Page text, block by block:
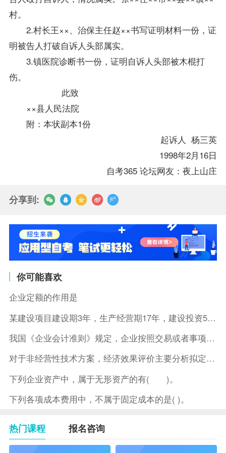
村。
2.村长王××、治保主任赵××书写证明材料一份，证
明被告人打破自诉人头部属实。
3.镇医院诊断书一份，证明自诉人头部被木棍打
伤。
此致
××县人民法院
附：本状副本1份
起诉人 杨三英
1998年2月16日
自考365 论坛网友：夜上山庄
分享到:
你可能喜欢
企业定额的作用是
某建设项目建设期3年，生产经营期17年，建设投资5500万元
我国《企业会计准则》规定，企业按照交易或者事项的经济特征确定
对于非经营性技术方案，经济效果评价主要分析拟定方案的( )。
下列企业资产中，属于无形资产的有( )。
下列各项成本费用中，不属于固定成本的是( )。
热门课程 报名咨询